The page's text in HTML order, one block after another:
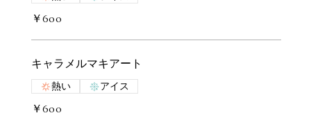
￥600
キャラメルマキアート
￥600
熱い アイス